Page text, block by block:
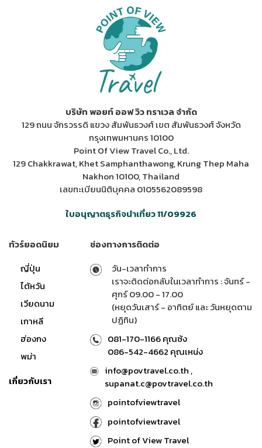
บริษัท พอยท์ ออฟ วิว ทราเวล จำกัด
129 ถนน จักรวรรดิ แขวง สัมพันธวงศ์ เขต สัมพันธวงศ์ จังหวัด
กรุงเทพมหานคร 10100
Point Of View Travel Co., Ltd.
129 Chakkrawat, Khet Samphanthawong, Krung Thep Maha
Nakhon 10100, Thailand
เลขทะเบียนนิติบุคคล 0105562089598
ใบอนุญาตธุรกิจนำเที่ยว 11/09926
ทัวร์ยอดนิยม
ญี่ปุ่น
ไต้หวัน
เวียดนาม
เกาหลี
ฮ่องกง
พม่า
เกี่ยวกับเรา
ช่องทางการติดต่อ
วัน-เวลาทำการ
เราจะติดต่อกลับในเวลาทำการ : จันทร์ -
ศุกร์ 09.00 - 17.00
(หยุดวันเสาร์ - อาทิตย์ และ วันหยุดตาม
ปฏิทิน)
081-170-1166 คุณซ้ง
086-542-4662 คุณเหน่ง
info@povtravel.co.th ,
supanat.c@povtravel.co.th
pointofviewtravel
pointofviewtravel
Point of View Travel